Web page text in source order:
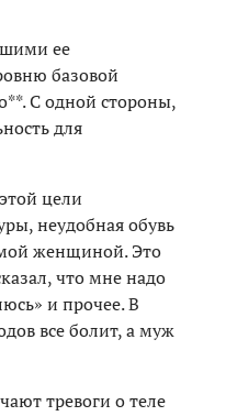
ее
базовой
С одной стороны,
для
цели
неудобная обувь
женщиной. Это
что мне надо
и прочее. В
все болит, а муж
тревоги о теле